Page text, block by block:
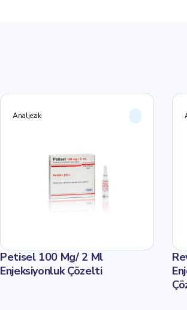
Analjezik
Petisel 100 Mg/ 2 Ml
Enjeksiyonluk Çözelti